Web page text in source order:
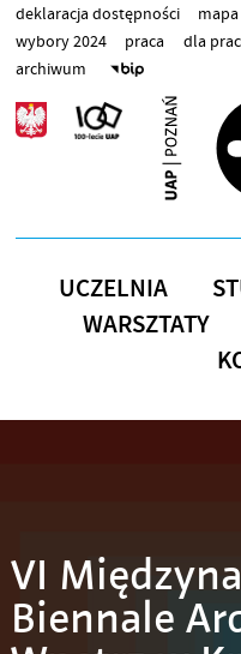
Przejdź do treści
deklaracja dostępności
wybory 2024
praca dla
archiwum
UCZELNIA
WARSZTATY
VI
Biennale